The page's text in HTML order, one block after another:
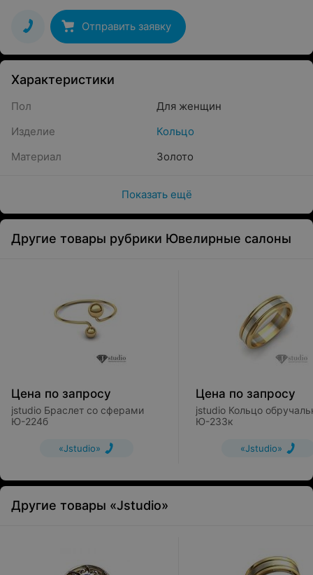
Отправить заявку
Характеристики
Пол
Для женщин
Изделие
Кольцо
Материал
Золото
Показать ещё
Другие товары рубрики Ювелирные салоны
Цена по запросу
jstudio Браслет со сферами
Ю-224б
«Jstudio»
Цена по запросу
jstudio Кольцо обручальное
Ю-233к
«Jstudio»
Другие товары «Jstudio»